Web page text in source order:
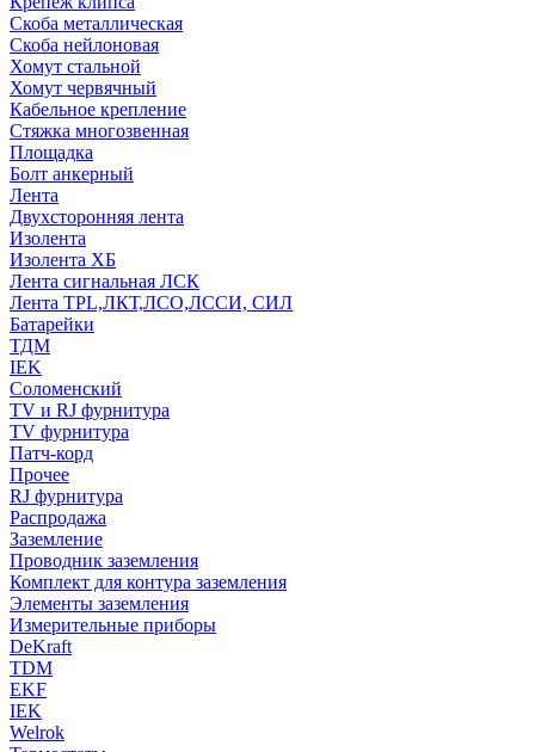
Скоба металлическая
Скоба нейлоновая
Хомут стальной
Хомут червячный
Кабельное крепление
Стяжка многозвенная
Площадка
Болт анкерный
Лента
Двухсторонняя лента
Изолента
Изолента ХБ
Лента сигнальная ЛСК
Лента TPL,ЛКТ,ЛСО,ЛССИ, СИЛ
Батарейки
ТДМ
IEK
Соломенский
TV и RJ фурнитура
TV фурнитура
Патч-корд
Прочее
RJ фурнитура
Распродажа
Заземление
Проводник заземления
Комплект для контура заземления
Элементы заземления
Измерительные приборы
DeKraft
TDM
EKF
IEK
Welrok